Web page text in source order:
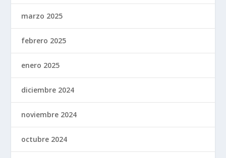
marzo 2025
febrero 2025
enero 2025
diciembre 2024
noviembre 2024
octubre 2024